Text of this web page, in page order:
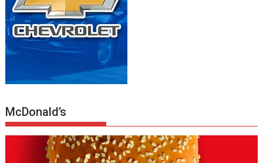
McDonald’s